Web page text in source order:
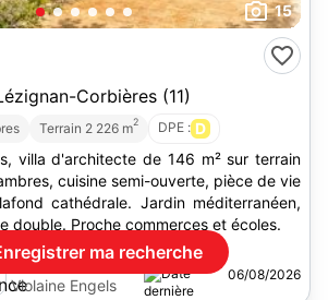
15
Corbières (11)
Terrain 2 226 m2 DPE : D
villa d'architecte de 146 m² sur terrain
cuisine semi-ouverte, pièce de vie
cathédrale. Jardin méditerranéen,
double. Proche commerces et écoles.
Capifrance
Violaine Engels
06/08/2026
ma recherche